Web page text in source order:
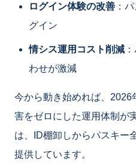
ログイン体験の改善 ：
グイン
情シス運用コスト削減
わせが激減
今から動き始めれば、2026
害をゼロにした運用体制が
は、ID棚卸しからパスキー
提供しています。